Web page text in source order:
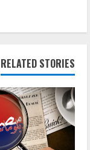
i
n
u
e
RELATED STORIES